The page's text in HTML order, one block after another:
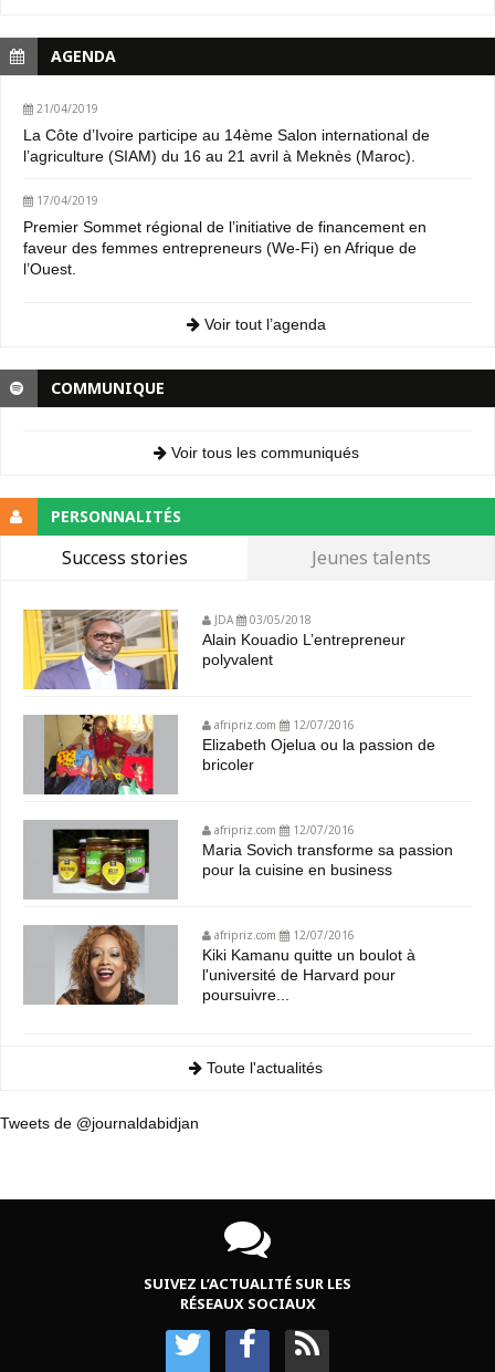
AGENDA
21/04/2019
La Côte d’Ivoire participe au 14ème Salon international de
l’agriculture (SIAM) du 16 au 21 avril à Meknès (Maroc).
17/04/2019
Premier Sommet régional de l’initiative de financement en
faveur des femmes entrepreneurs (We-Fi) en Afrique de
l’Ouest.
Voir tout l’agenda
COMMUNIQUE
Voir tous les communiqués
PERSONNALITÉS
Success stories Jeunes talents
JDA 03/05/2018
Alain Kouadio L’entrepreneur
polyvalent
afripriz.com 12/07/2016
Elizabeth Ojelua ou la passion de
bricoler
afripriz.com 12/07/2016
Maria Sovich transforme sa passion
pour la cuisine en business
afripriz.com 12/07/2016
Kiki Kamanu quitte un boulot à
l'université de Harvard pour
poursuivre...
Toute l'actualités
Tweets de @journaldabidjan
SUIVEZ L’ACTUALITÉ SUR LES
RÉSEAUX SOCIAUX